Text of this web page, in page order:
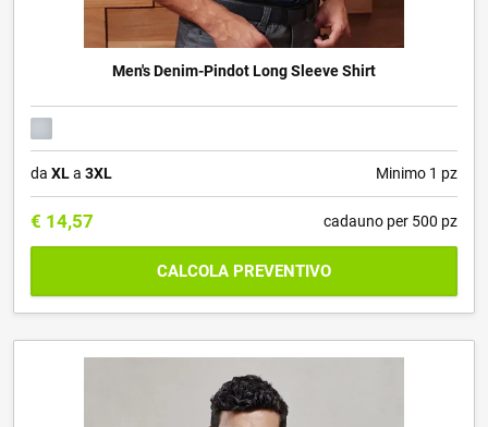
Men's Denim-Pindot Long Sleeve Shirt
da XLa 3XL Minimo 1 pz
€ 14,57 cadauno per 500 pz
CALCOLA PREVENTIVO